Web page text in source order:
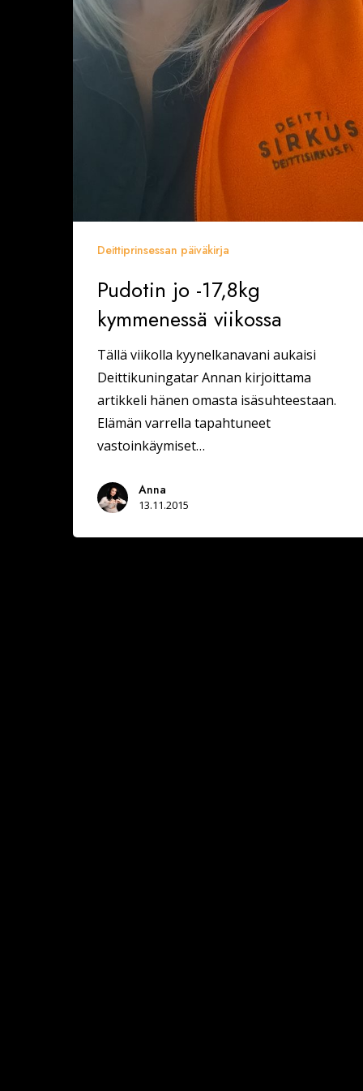
Deittiprinsessan päiväkirja
Pudotin jo -17,8kg
kymmenessä viikossa
Tällä viikolla kyynelkanavani aukaisi
Deittikuningatar Annan kirjoittama
artikkeli hänen omasta isäsuhteestaan.
Elämän varrella tapahtuneet
vastoinkäymiset…
Anna
13.11.2015